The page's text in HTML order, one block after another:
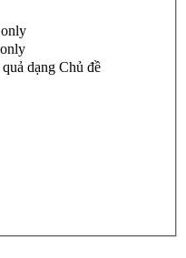
only
dạng Chủ đề